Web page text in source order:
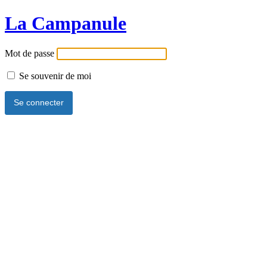
La Campanule
Mot de passe
Se souvenir de moi